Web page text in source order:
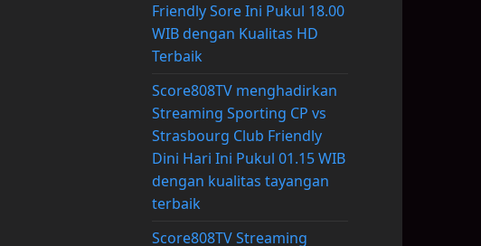
Friendly Sore Ini Pukul 18.00
WIB dengan Kualitas HD
Terbaik
Score808TV menghadirkan
Streaming Sporting CP vs
Strasbourg Club Friendly
Dini Hari Ini Pukul 01.15 WIB
dengan kualitas tayangan
terbaik
Score808TV Streaming